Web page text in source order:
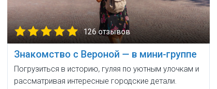
126 отзывов
Знакомство с Вероной — в мини-группе
Погрузиться в историю, гуляя по уютным улочкам и
рассматривая интересные городские детали.